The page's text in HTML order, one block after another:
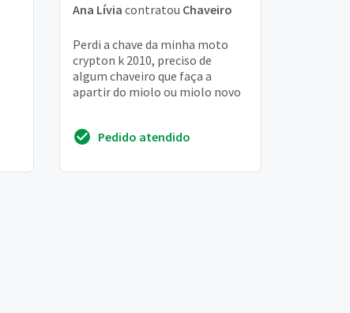
Ana Lívia contratou Chaveiro
Perdi a chave da minha moto
crypton k 2010, preciso de
algum chaveiro que faça a
apartir do miolo ou miolo novo
Pedido atendido